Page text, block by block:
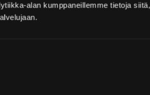
alan kumppaneillemme tietoja